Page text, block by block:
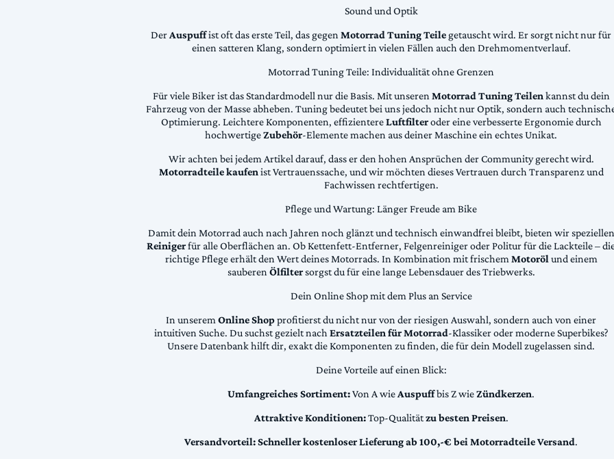
Sound und Optik
DerAuspuffist oft das erste Teil, das gegenMotorrad Tuning Teile getauscht wird. Er sorgt nicht nur für
einen satteren Klang, sondern optimiert in vielen Fällen auch den Drehmomentverlauf.
Motorrad Tuning Teile: Individualität ohne Grenzen
Für viele Biker ist das Standardmodell nur die Basis. Mit unserenMotorrad Tuning Teilenkannst du dein
Fahrzeug von der Masse abheben. Tuning bedeutet bei uns jedoch nicht nur Optik, sondern auch
Optimierung. Leichtere Komponenten, effizientereLuftfilteroder eine verbesserte Ergonomie durch
hochwertigeZubehör-Elemente machen aus deiner Maschine ein echtes Unikat.
Wir achten bei jedem Artikel darauf, dass er den hohen Ansprüchen der Community gerecht wird.
Motorradteile kaufenist Vertrauenssache, und wir möchten dieses Vertrauen durch Transparenz und
Fachwissen rechtfertigen.
Pflege und Wartung: Länger Freude am Bike
Damit dein Motorrad auch nach Jahren noch glänzt und technisch einwandfrei bleibt, bieten wir speziellen
Reinigerfür alle Oberflächen an. Ob Kettenfett-Entferner, Felgenreiniger oder Politur für die Lackteile –
richtige Pflege erhält den Wert deines Motorrads. In Kombination mit frischemMotorölund einem
sauberenÖlfiltersorgst du für eine lange Lebensdauer des Triebwerks.
Dein Online Shop mit dem Plus an Service
In unseremOnline Shopprofitierst du nicht nur von der riesigen Auswahl, sondern auch von einer
intuitiven Suche. Du suchst gezielt nachErsatzteilen für Motorrad-Klassiker oder moderne Superbikes?
Unsere Datenbank hilft dir, exakt die Komponenten zu finden, die für dein Modell zugelassen sind.
Deine Vorteile auf einen Blick:
Umfangreiches Sortiment:Von A wieAuspuffbis Z wieZündkerzen.
Attraktive Konditionen:Top-Qualitätzu besten Preisen.
Versandvorteil:Schneller kostenloser Lieferung ab 100,-€ bei Motorradteile Versand.